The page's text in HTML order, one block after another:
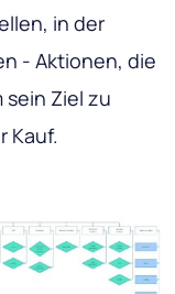
in der
- Aktionen, die
Ziel zu
Kauf.